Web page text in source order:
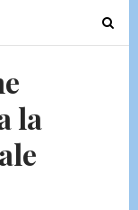
T
o
la